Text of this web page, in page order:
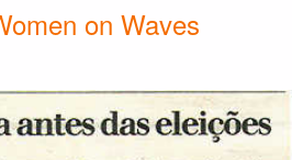
on Waves